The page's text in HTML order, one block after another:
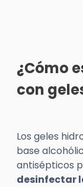
¿Cómo
con
Los geles
base
antisépticos
desinfectar